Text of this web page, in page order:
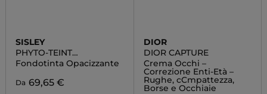
SISLEY
PHYTO-TEINT
PERFECTION
Fondotinta Opacizzante
Da 69,65 €
DIOR
DIOR CAPTURE
Crema Occhi –
Correzione Enti-Età –
Rughe, cCmpattezza,
Borse e Occhiaie